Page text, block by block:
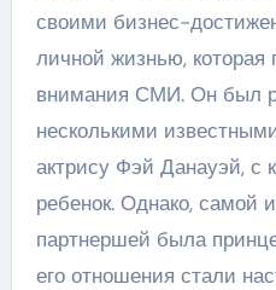
своими бизнес-
личной жизнью, которая
внимания СМИ. Он был
несколькими
актрису Фэй Данауэй, с
ребенок. Однако, самой
партнершей была
его отношения стали